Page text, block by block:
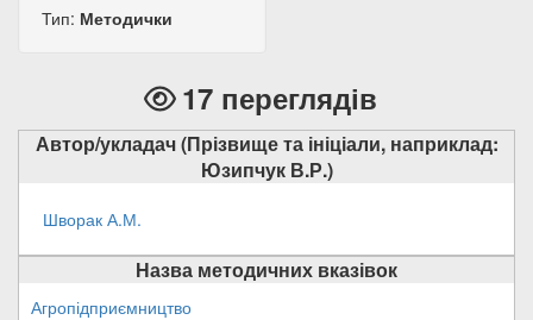
Тип: Методички
17 переглядів
Автор/укладач (Прізвище та ініціали, наприклад:
Юзипчук В.Р.)
Шворак А.М.
Назва методичних вказівок
Агропідприємництво